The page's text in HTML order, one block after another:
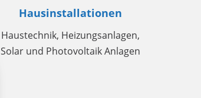
Hausinstallationen
Haustechnik, Heizungsanlagen,
Solar und Photovoltaik Anlagen